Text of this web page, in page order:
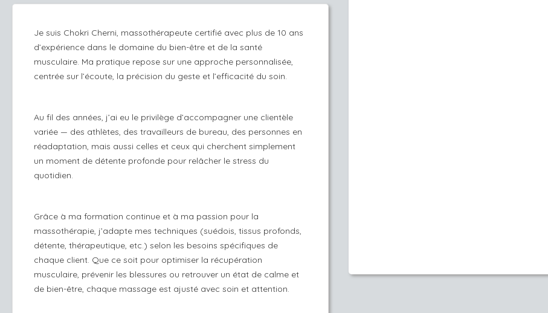
Je suis Chokri Cherni, massothérapeute certifié avec plus de 10 ans
d’expérience dans le domaine du bien-être et de la santé
musculaire. Ma pratique repose sur une approche personnalisée,
centrée sur l’écoute, la précision du geste et l’efficacité du soin.
Au fil des années, j’ai eu le privilège d’accompagner une clientèle
variée — des athlètes, des travailleurs de bureau, des personnes en
réadaptation, mais aussi celles et ceux qui cherchent simplement
un moment de détente profonde pour relâcher le stress du
quotidien.
Grâce à ma formation continue et à ma passion pour la
massothérapie, j’adapte mes techniques (suédois, tissus profonds,
détente, thérapeutique, etc.) selon les besoins spécifiques de
chaque client. Que ce soit pour optimiser la récupération
musculaire, prévenir les blessures ou retrouver un état de calme et
de bien-être, chaque massage est ajusté avec soin et attention.